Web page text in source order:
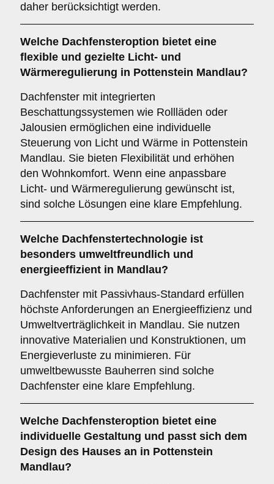
daher berücksichtigt werden.
Welche Dachfensteroption bietet eine
flexible und gezielte Licht- und
Wärmeregulierung in Pottenstein Mandlau?
Dachfenster mit integrierten
Beschattungssystemen wie Rollläden oder
Jalousien ermöglichen eine individuelle
Steuerung von Licht und Wärme in Pottenstein
Mandlau. Sie bieten Flexibilität und erhöhen
den Wohnkomfort. Wenn eine anpassbare
Licht- und Wärmeregulierung gewünscht ist,
sind solche Lösungen eine klare Empfehlung.
Welche Dachfenstertechnologie ist
besonders umweltfreundlich und
energieeffizient in Mandlau?
Dachfenster mit Passivhaus-Standard erfüllen
höchste Anforderungen an Energieeffizienz und
Umweltverträglichkeit in Mandlau. Sie nutzen
innovative Materialien und Konstruktionen, um
Energieverluste zu minimieren. Für
umweltbewusste Bauherren sind solche
Dachfenster eine klare Empfehlung.
Welche Dachfensteroption bietet eine
individuelle Gestaltung und passt sich dem
Design des Hauses an in Pottenstein
Mandlau?